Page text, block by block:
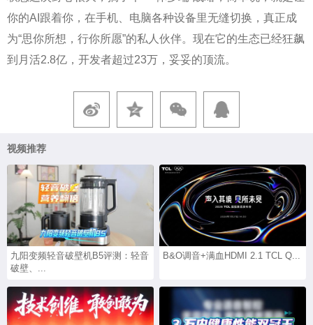
你的AI跟着你，在手机、电脑各种设备里无缝切换，真正成
为“思你所想，行你所愿”的私人伙伴。现在它的生态已经狂飙
到月活2.8亿，开发者超过23万，妥妥的顶流。
视频推荐
九阳变频轻音破壁机B5评测：轻音
破壁、...
B&O调音+满血HDMI 2.1 TCL Q...